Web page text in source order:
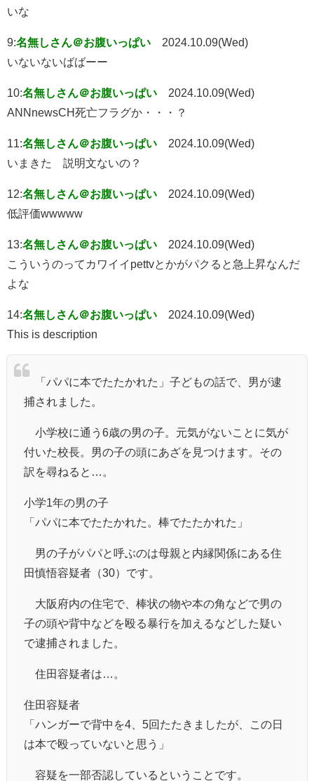
いな
9:名無しさん＠お腹いっぱい
2024.10.09(Wed)
いないないばばーー
10:名無しさん＠お腹いっぱい
2024.10.09(Wed)
ANNnewsCH死亡フラグか・・・？
11:名無しさん＠お腹いっぱい
2024.10.09(Wed)
いまきた 説明文ないの？
12:名無しさん＠お腹いっぱい
2024.10.09(Wed)
低評価wwwww
13:名無しさん＠お腹いっぱい
2024.10.09(Wed)
こういうのってカワイイpettvとかがパクると急上昇なんだ
よな
14:名無しさん＠お腹いっぱい
2024.10.09(Wed)
This is description
「パパに本でたたかれた」子どもの話で、男が逮
捕されました。
小学校に通う6歳の男の子。元気がないことに気が
付いた校長。男の子の頭にあざを見つけます。その
訳を尋ねると…。
小学1年の男の子
「パパに本でたたかれた。棒でたたかれた」
男の子がパパと呼ぶのは母親と内縁関係にある住
田慎悟容疑者（30）です。
大阪府内の住宅で、棒状の物や本の角などで男の
子の頭や背中などを殴る暴行を加えるなどした疑い
で逮捕されました。
住田容疑者は…。
住田容疑者
「ハンガーで背中を4、5回たたきましたが、この日
は本で殴っていないと思う」
容疑を一部否認しているということです。